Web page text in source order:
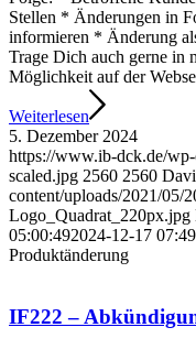
Stellen * Änderungen in
informieren * Änderung
Trage Dich auch gerne in
Möglichkeit auf der
Weiterlesen
5. Dezember 2024
https://www.ib-dck.de/
scaled.jpg 2560 2560
content/uploads/2021/
Logo_Quadrat_220px.jpg
05:00:492024-12-17
Produktänderung
IF222 –